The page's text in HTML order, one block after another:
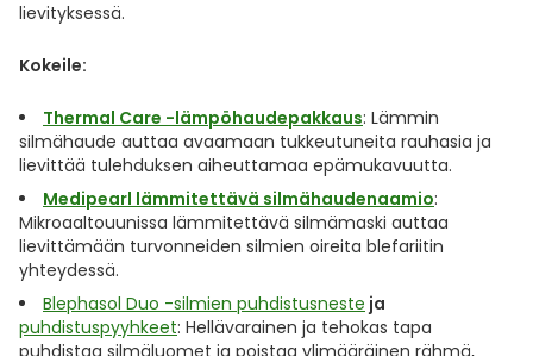
lievityksessä.
Kokeile:
Thermal Care -lämpöhaudepakkaus: Lämmin
silmähaude auttaa avaamaan tukkeutuneita rauhasia ja
lievittää tulehduksen aiheuttamaa epämukavuutta.
Medipearl lämmitettävä silmähaudenaamio:
Mikroaaltouunissa lämmitettävä silmämaski auttaa
lievittämään turvonneiden silmien oireita blefariitin
yhteydessä.
Blephasol Duo -silmien puhdistusneste ja
puhdistuspyyhkeet: Hellävarainen ja tehokas tapa
puhdistaa silmäluomet ja poistaa ylimääräinen rähmä,